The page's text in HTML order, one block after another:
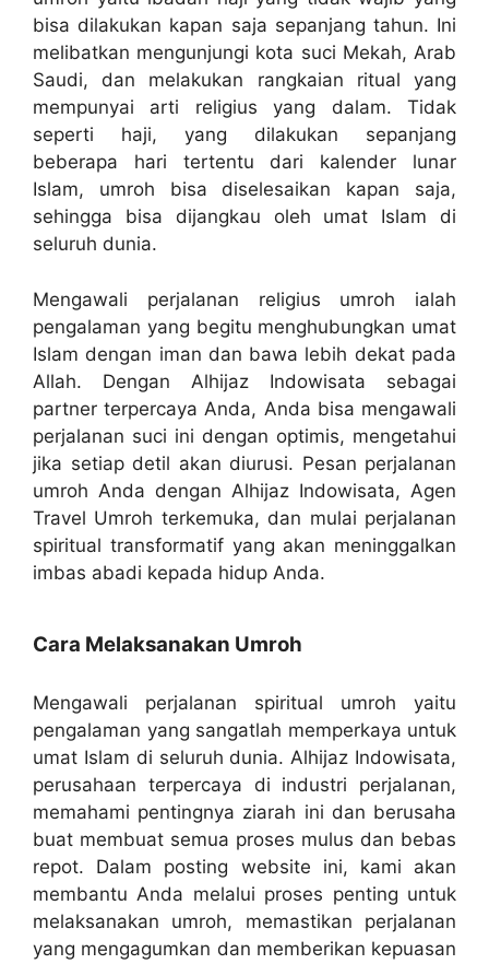
bisa dilakukan kapan saja sepanjang tahun. Ini
melibatkan mengunjungi kota suci Mekah, Arab
Saudi, dan melakukan rangkaian ritual yang
mempunyai arti religius yang dalam. Tidak
seperti haji, yang dilakukan sepanjang
beberapa hari tertentu dari kalender lunar
Islam, umroh bisa diselesaikan kapan saja,
sehingga bisa dijangkau oleh umat Islam di
seluruh dunia.
Mengawali perjalanan religius umroh ialah
pengalaman yang begitu menghubungkan umat
Islam dengan iman dan bawa lebih dekat pada
Allah. Dengan Alhijaz Indowisata sebagai
partner terpercaya Anda, Anda bisa mengawali
perjalanan suci ini dengan optimis, mengetahui
jika setiap detil akan diurusi. Pesan perjalanan
umroh Anda dengan Alhijaz Indowisata, Agen
Travel Umroh terkemuka, dan mulai perjalanan
spiritual transformatif yang akan meninggalkan
imbas abadi kepada hidup Anda.
Cara Melaksanakan Umroh
Mengawali perjalanan spiritual umroh yaitu
pengalaman yang sangatlah memperkaya untuk
umat Islam di seluruh dunia. Alhijaz Indowisata,
perusahaan terpercaya di industri perjalanan,
memahami pentingnya ziarah ini dan berusaha
buat membuat semua proses mulus dan bebas
repot. Dalam posting website ini, kami akan
membantu Anda melalui proses penting untuk
melaksanakan umroh, memastikan perjalanan
yang mengagumkan dan memberikan kepuasan